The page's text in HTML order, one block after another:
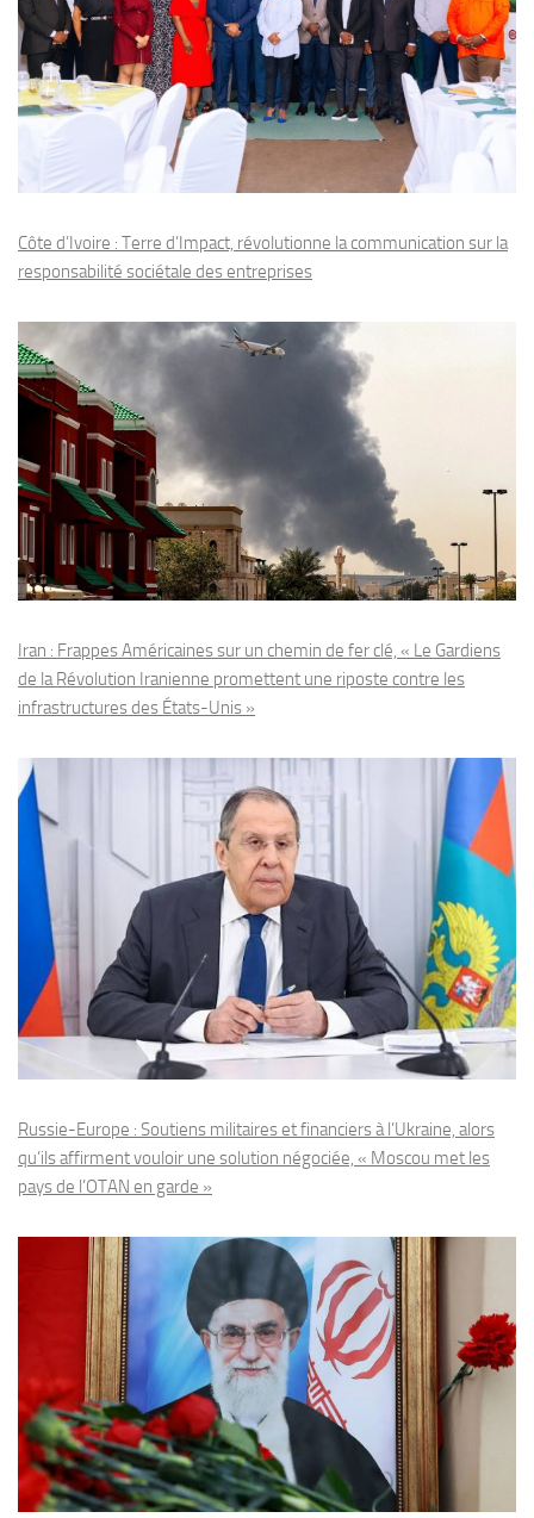
Côte d’Ivoire : Terre d’Impact, révolutionne la communication sur la
responsabilité sociétale des entreprises
Iran : Frappes Américaines sur un chemin de fer clé, « Le Gardiens
de la Révolution Iranienne promettent une riposte contre les
infrastructures des États-Unis »
Russie-Europe : Soutiens militaires et financiers à l’Ukraine, alors
qu’ils affirment vouloir une solution négociée, « Moscou met les
pays de l’OTAN en garde »